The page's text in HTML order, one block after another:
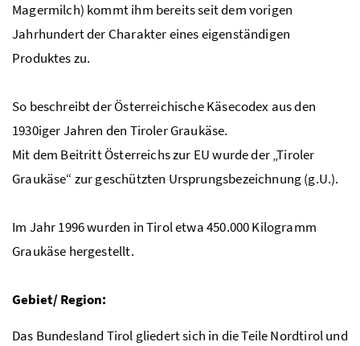
Magermilch) kommt ihm bereits seit dem vorigen
Jahrhundert der Charakter eines eigenständigen
Produktes zu.
So beschreibt der Österreichische Käsecodex aus den
1930iger Jahren den Tiroler Graukäse.
Mit dem Beitritt Österreichs zur EU wurde der „Tiroler
Graukäse“ zur geschützten Ursprungsbezeichnung (g.U.).
Im Jahr 1996 wurden in Tirol etwa 450.000 Kilogramm
Graukäse hergestellt.
Gebiet/ Region:
Das Bundesland Tirol gliedert sich in die Teile Nordtirol und